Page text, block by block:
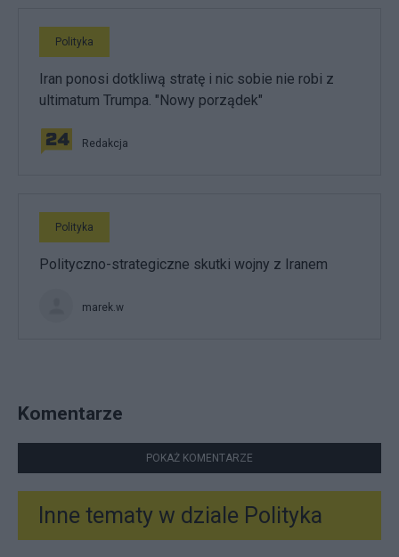
Polityka
Iran ponosi dotkliwą stratę i nic sobie nie robi z
ultimatum Trumpa. "Nowy porządek"
Redakcja
Polityka
Polityczno-strategiczne skutki wojny z Iranem
marek.w
Komentarze
POKAŻ KOMENTARZE
Inne tematy w dziale Polityka